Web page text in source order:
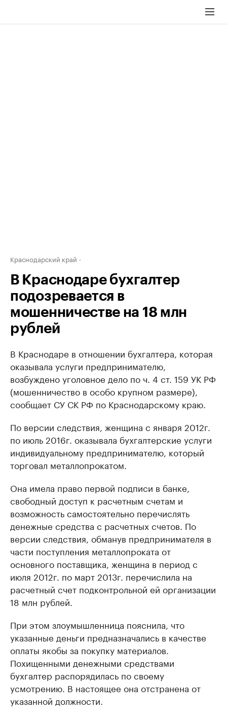
Краснодарский край
В Краснодаре бухгалтер
подозревается в
мошенничестве на 18 млн
рублей
В Краснодаре в отношении бухгалтера, которая
оказывала услуги предпринимателю,
возбуждено уголовное дело по ч. 4 ст. 159 УК РФ
(мошенничество в особо крупном размере),
сообщает СУ СК РФ по Краснодарскому краю.
По версии следствия, женщина с января 2012г.
по июль 2016г. оказывала бухгалтерские услуги
индивидуальному предпринимателю, который
торговал металлопрокатом.
Она имела право первой подписи в банке,
свободный доступ к расчетным счетам и
возможность самостоятельно перечислять
денежные средства с расчетных счетов. По
версии следствия, обманув предпринимателя в
части поступления металлопроката от
основного поставщика, женщина в период с
июля 2012г. по март 2013г. перечислила на
расчетный счет подконтрольной ей организации
18 млн рублей.
При этом злоумышленница пояснила, что
указанные деньги предназначались в качестве
оплаты якобы за покупку материалов.
Похищенными денежными средствами
бухгалтер распорядилась по своему
усмотрению. В настоящее она отстранена от
указанной должности.